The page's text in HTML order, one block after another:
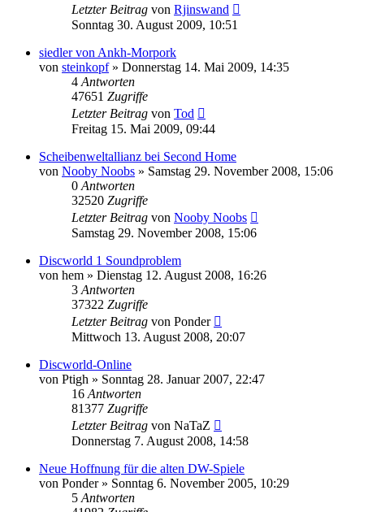
Letzter Beitrag von Rjinswand
Sonntag 30. August 2009, 10:51
siedler von Ankh-Morpork
von steinkopf» Donnerstag 14. Mai 2009, 14:35
4 Antworten
47651 Zugriffe
Letzter Beitrag von Tod
Freitag 15. Mai 2009, 09:44
Scheibenweltallianz bei Second Home
von Nooby Noobs » Samstag 29. November 2008, 15:06
0 Antworten
32520 Zugriffe
Letzter Beitrag von Nooby Noobs
Samstag 29. November 2008, 15:06
Discworld 1 Soundproblem
von hem » Dienstag 12. August 2008, 16:26
3 Antworten
37322 Zugriffe
Letzter Beitrag von Ponder
Mittwoch 13. August 2008, 20:07
Discworld-Online
von Ptigh » Sonntag 28. Januar 2007, 22:47
16 Antworten
81377 Zugriffe
Letzter Beitrag von NaTaZ
Donnerstag 7. August 2008, 14:58
Neue Hoffnung für die alten DW-Spiele
von Ponder» Sonntag 6. November 2005, 10:29
5 Antworten